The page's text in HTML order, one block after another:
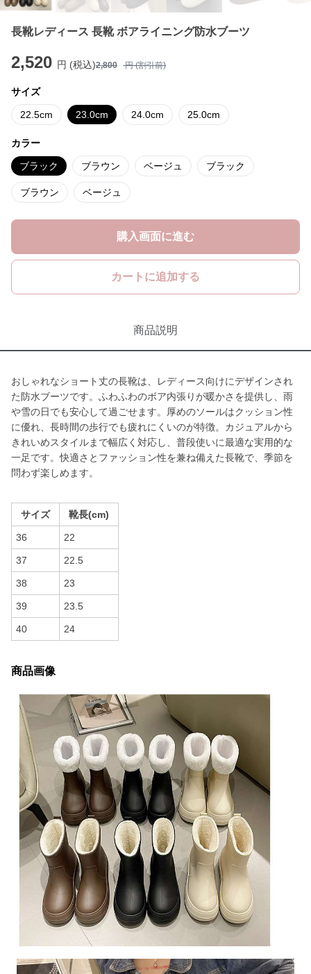
長靴レディース 長靴 ボアライニング防水ブーツ
2,520 円 (税込)2,800 円 (割引前)
サイズ
22.5cm 23.0cm 24.0cm 25.0cm
カラー
ブラック ブラウン ベージュ ブラック
ブラウン ベージュ
購入画面に進む
カートに追加する
商品説明
おしゃれなショート丈の長靴は、レディース向けにデザインされ
た防水ブーツです。ふわふわのボア内張りが暖かさを提供し、雨
や雪の日でも安心して過ごせます。厚めのソールはクッション性
に優れ、長時間の歩行でも疲れにくいのが特徴。カジュアルから
きれいめスタイルまで幅広く対応し、普段使いに最適な実用的な
一足です。快適さとファッション性を兼ね備えた長靴で、季節を
問わず楽しめます。
サイズ 靴長(cm)
36 22
37 22.5
38 23
39 23.5
40 24
商品画像